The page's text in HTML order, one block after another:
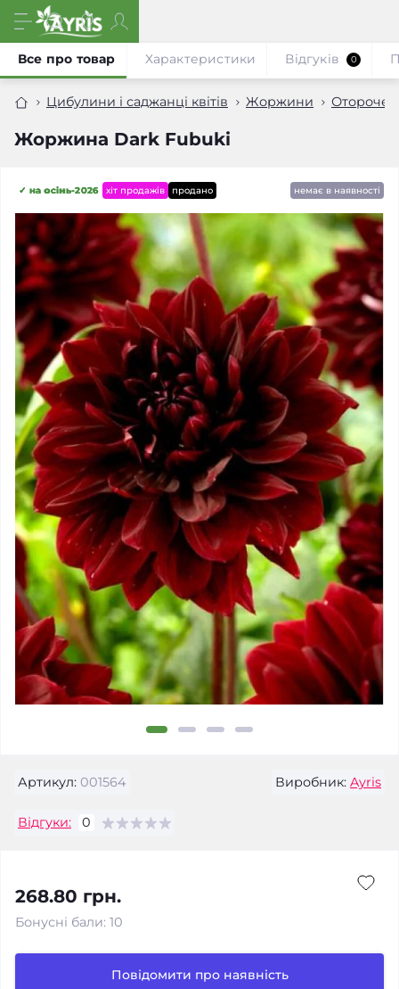
Цибулини і саджанці квітів Жоржини
Жоржина Dark Fubuki
Все про товар Характеристики Відгуків 0
✓ на осінь-2026 хіт продажів продано немає в наявності
Артикул: 001564 Виробник: Ayris
Відгуки: 0
268.80 грн.
Бонусні бали: 10
Повідомити про наявність